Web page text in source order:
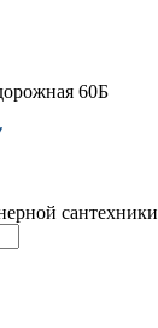
60Б
сантехники